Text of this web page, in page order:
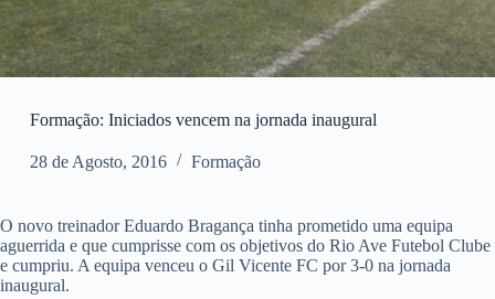
Formação: Iniciados vencem na jornada inaugural
28 de Agosto, 2016 Formação
O novo treinador Eduardo Bragança tinha prometido uma equipa
aguerrida e que cumprisse com os objetivos do Rio Ave Futebol Clube
e cumpriu. A equipa venceu o Gil Vicente FC por 3-0 na jornada
inaugural.